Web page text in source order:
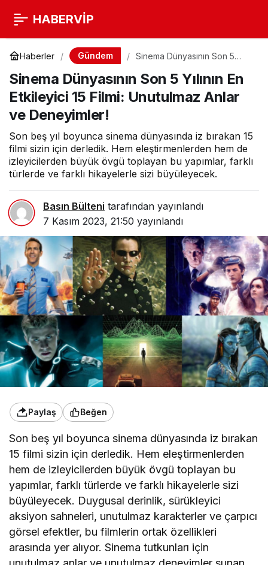
HABERVİP
Haberler Gündem
Sinema Dünyasının Son 5
Unutulmaz Anlar ve
Deneyimler!
Sinema Dünyasının Son 5 Yılının En
Etkileyici 15 Filmi: Unutulmaz Anlar
ve Deneyimler!
Son beş yıl boyunca sinema dünyasında iz bırakan 15
filmi sizin için derledik. Hem eleştirmenlerden hem de
izleyicilerden büyük övgü toplayan bu yapımlar, farklı
türlerde ve farklı hikayelerle sizi büyüleyecek.
Basın Bülteni tarafından yayınlandı
7 Kasım 2023, 21:50 yayınlandı
Paylaş Beğen
Son beş yıl boyunca sinema dünyasında iz bırakan
15 filmi sizin için derledik. Hem eleştirmenlerden
hem de izleyicilerden büyük övgü toplayan bu
yapımlar, farklı türlerde ve farklı hikayelerle sizi
büyüleyecek. Duygusal derinlik, sürükleyici
aksiyon sahneleri, unutulmaz karakterler ve çarpıcı
görsel efektler, bu filmlerin ortak özellikleri
arasında yer alıyor. Sinema tutkunları için